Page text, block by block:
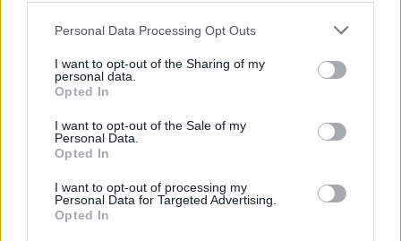
Personal Data Processing Opt Outs
I want to opt-out of the Sharing of my
personal data.
Opted In
I want to opt-out of the Sale of my
Personal Data.
Opted In
I want to opt-out of processing my
Personal Data for Targeted Advertising.
Opted In
Κρήτη – αγροτοκτηνοτρόφοι:
Συσσωρεύονται τα προβλήματα –
5 Αυγούστου 2026 16:48
φαρμακεία – Λείπουν ακόμη και
κολλύρια